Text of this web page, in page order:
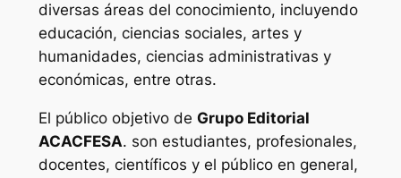
diversas áreas del conocimiento, incluyendo
educación, ciencias sociales, artes y
humanidades, ciencias administrativas y
económicas, entre otras.
El público objetivo de Grupo Editorial
ACACFESA. son estudiantes, profesionales,
docentes, científicos y el público en general,